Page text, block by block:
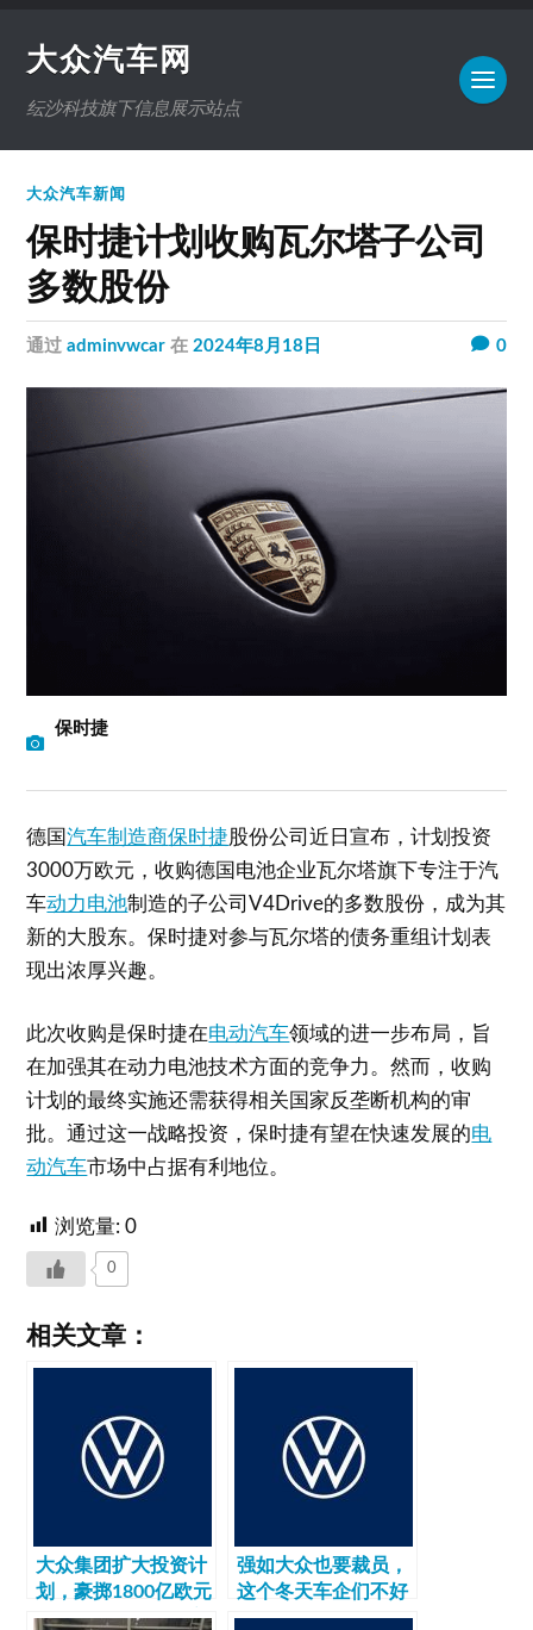
大众汽车网
纭沙科技旗下信息展示站点
大众汽车新闻
保时捷计划收购瓦尔塔子公司
多数股份
通过adminvwcar 在2024年8月18日 0
保时捷
德国汽车制造商保时捷股份公司近日宣布，计划投资
3000万欧元，收购德国电池企业瓦尔塔旗下专注于汽
车动力电池制造的子公司V4Drive的多数股份，成为其
新的大股东。保时捷对参与瓦尔塔的债务重组计划表
现出浓厚兴趣。
此次收购是保时捷在电动汽车领域的进一步布局，旨
在加强其在动力电池技术方面的竞争力。然而，收购
计划的最终实施还需获得相关国家反垄断机构的审
批。通过这一战略投资，保时捷有望在快速发展的电
动汽车市场中占据有利地位。
浏览量: 0
0
相关文章：
大众集团扩大投资计
划，豪掷1800亿欧元
强化电动和软件数字
强如大众也要裁员，
这个冬天车企们不好
过